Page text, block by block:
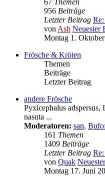
67 Themen
956 Beiträge
Letzter Beitrag
vonAsh Neuester
Montag 1.
Frösche & Kröten
Themen
Beiträge
Letzter Beitrag
andere Frösche
Pyxicephalus
nasuta ...
Moderatoren: san,
161 Themen
1409 Beiträge
Letzter Beitrag
von Quak
Montag 17. Juni